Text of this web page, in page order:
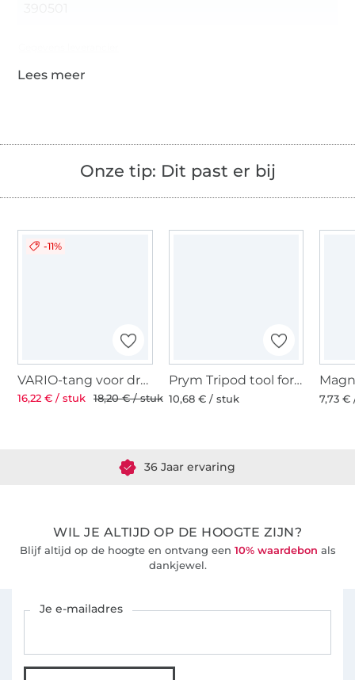
Onze tip: Dit past er bij
-11%
VARIO-tang voor drukknopen met 2 ponsmatrijzen
16,22 € / stuk 18,20 € / stuk
Prym Tripod tool for non-sew fasteners
10,68 € / stuk 7,73 €
36 Jaar ervaring
WIL JE ALTIJD OP DE HOOGTE ZIJN?
Blijf altijd op de hoogte en ontvang een 10% waardebon als
dankjewel.
Je e-mailadres